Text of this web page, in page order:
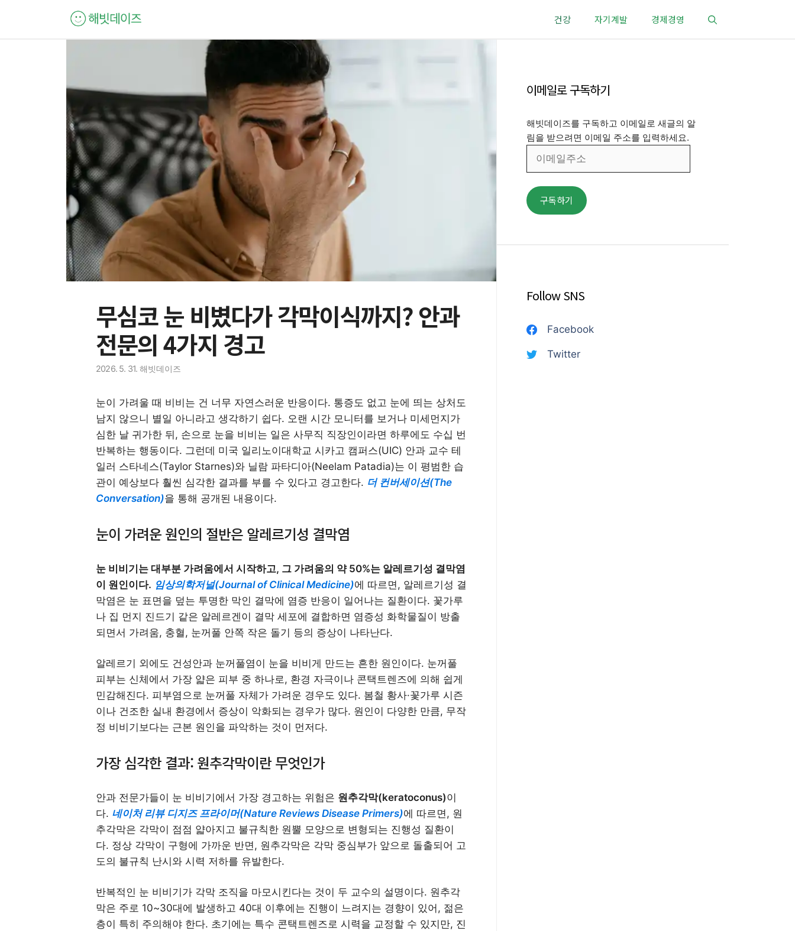
건강 자기계발 경제경영
무심코 눈 비볐다가 각막이식까지? 안과
전문의 4가지 경고
2026. 5. 31. 해빗데이즈
눈이 가려울 때 비비는 건 너무 자연스러운 반응이다. 통증도 없고 눈에 띄는 상처도
남지 않으니 별일 아니라고 생각하기 쉽다. 오랜 시간 모니터를 보거나 미세먼지가
심한 날 귀가한 뒤, 손으로 눈을 비비는 일은 사무직 직장인이라면 하루에도 수십 번
반복하는 행동이다. 그런데 미국 일리노이대학교 시카고 캠퍼스(UIC) 안과 교수 테
일러 스타네스(Taylor Starnes)와 닐람 파타디아(Neelam Patadia)는 이 평범한 습
관이 예상보다 훨씬 심각한 결과를 부를 수 있다고 경고한다. 더 컨버세이션(The
Conversation)을 통해 공개된 내용이다.
눈이 가려운 원인의 절반은 알레르기성 결막염
눈 비비기는 대부분 가려움에서 시작하고, 그 가려움의 약 50%는 알레르기성 결막염
이 원인이다. 임상의학저널(Journal of Clinical Medicine)에 따르면, 알레르기성 결
막염은 눈 표면을 덮는 투명한 막인 결막에 염증 반응이 일어나는 질환이다. 꽃가루
나 집 먼지 진드기 같은 알레르겐이 결막 세포에 결합하면 염증성 화학물질이 방출
되면서 가려움, 충혈, 눈꺼풀 안쪽 작은 돌기 등의 증상이 나타난다.
알레르기 외에도 건성안과 눈꺼풀염이 눈을 비비게 만드는 흔한 원인이다. 눈꺼풀
피부는 신체에서 가장 얇은 피부 중 하나로, 환경 자극이나 콘택트렌즈에 의해 쉽게
민감해진다. 피부염으로 눈꺼풀 자체가 가려운 경우도 있다. 봄철 황사·꽃가루 시즌
이나 건조한 실내 환경에서 증상이 악화되는 경우가 많다. 원인이 다양한 만큼, 무작
정 비비기보다는 근본 원인을 파악하는 것이 먼저다.
가장 심각한 결과: 원추각막이란 무엇인가
안과 전문가들이 눈 비비기에서 가장 경고하는 위험은 원추각막(keratoconus)이
다. 네이처 리뷰 디지즈 프라이머(Nature Reviews Disease Primers)에 따르면, 원
추각막은 각막이 점점 얇아지고 불규칙한 원뿔 모양으로 변형되는 진행성 질환이
다. 정상 각막이 구형에 가까운 반면, 원추각막은 각막 중심부가 앞으로 돌출되어 고
도의 불규칙 난시와 시력 저하를 유발한다.
반복적인 눈 비비기가 각막 조직을 마모시킨다는 것이 두 교수의 설명이다. 원추각
막은 주로 10~30대에 발생하고 40대 이후에는 진행이 느려지는 경향이 있어, 젊은
층이 특히 주의해야 한다. 초기에는 특수 콘택트렌즈로 시력을 교정할 수 있지만, 진
이메일로 구독하기
해빗데이즈를 구독하고 이메일로 새글의 알
림을 받으려면 이메일 주소를 입력하세요.
주
소
구독하기
Follow SNS
Facebook
Twitter